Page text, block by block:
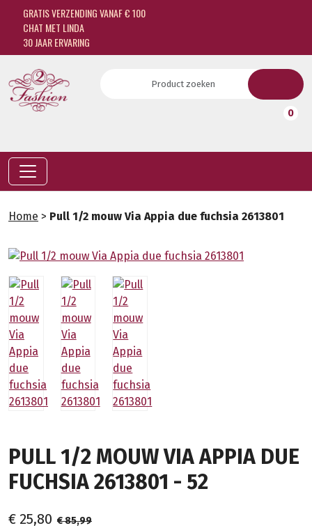
GRATIS VERZENDING VANAF € 100
CHAT MET LINDA
30 JAAR ERVARING
0
Home > Pull 1/2 mouw Via Appia due fuchsia 2613801
PULL 1/2 MOUW VIA APPIA DUE
FUCHSIA 2613801 - 52
€ 25,80 € 85,99